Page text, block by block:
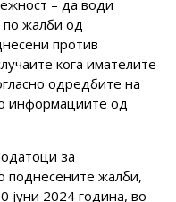
– да води
по жалби од
против
кога имателите
одредбите на
информациите од
за
поднесените жалби,
јуни 2024 година, во